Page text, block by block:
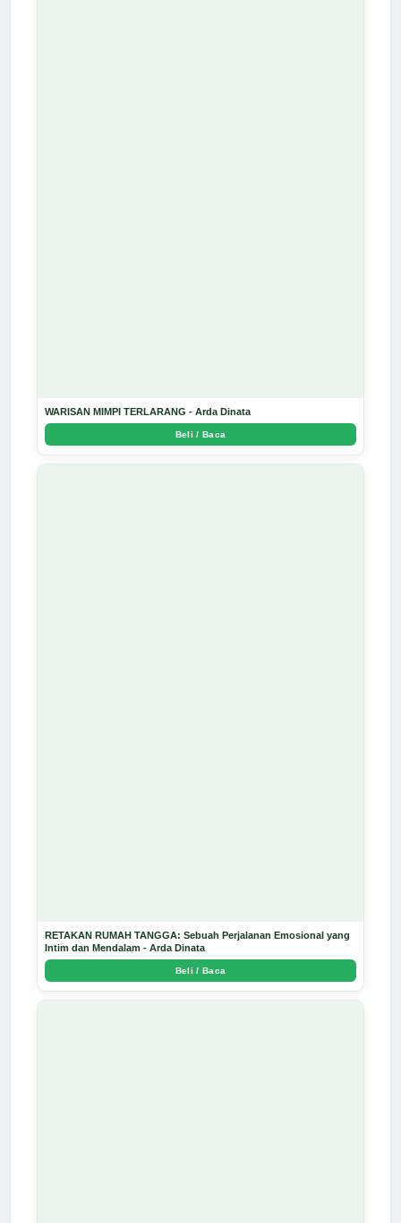
WARISAN MIMPI TERLARANG - Arda Dinata
Beli / Baca
RETAKAN RUMAH TANGGA: Sebuah Perjalanan Emosional yang
Intim dan Mendalam - Arda Dinata
Beli / Baca